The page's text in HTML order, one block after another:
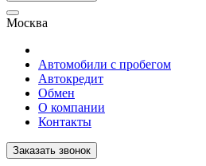
Москва
Автомобили с пробегом
Автокредит
Обмен
О компании
Контакты
Заказать звонок